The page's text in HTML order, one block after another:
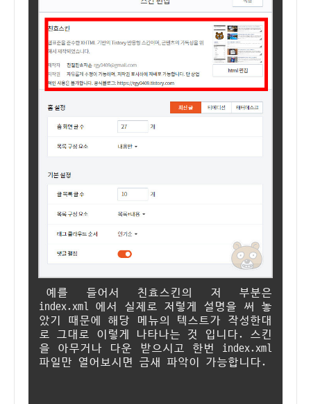
예를 들어서 친효스킨의 저 부분은
index.xml 에서 실제로 저렇게 설명을 써 놓
았기 때문에 해당 메뉴의 텍스트가 작성한대
로 그대로 이렇게 나타나는 것 입니다. 스킨
을 아무거나 다운 받으시고 한번 index.xml
파일만 열어보시면 금새 파악이 가능합니다.